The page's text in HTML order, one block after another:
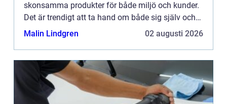
skonsamma produkter för både miljö och kunder.
Det är trendigt att ta hand om både sig själv och
pla...
Malin Lindgren 02 augusti 2026